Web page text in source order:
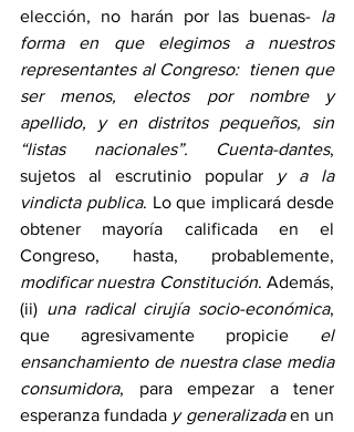
elección, no harán por las buenas- la
forma en que elegimos a nuestros
representantes al Congreso:  tienen que
ser menos, electos por nombre y
apellido, y en distritos pequeños, sin
“listas nacionales”. Cuenta-dantes,
sujetos al escrutinio popular
y a la
vindicta publica. Lo que implicará desde
obtener mayoría calificada en el
modificar nuestra Constitución. Además,
(ii) una radical cirujía socio-económica,
que agresivamente propicie el
ensanchamiento de nuestra clase media
consumidora, para empezar a tener
esperanza fundada y generalizada en un